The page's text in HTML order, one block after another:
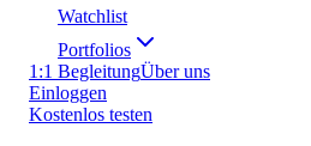
Watchlist
Portfolios
1:1 BegleitungÜber uns
Einloggen
Kostenlos testen